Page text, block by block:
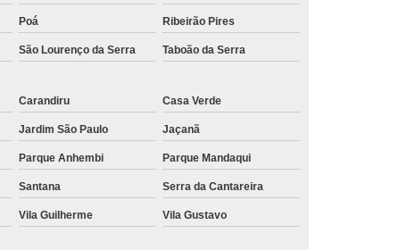
Poá Ribeirão Pires
São Lourenço da Serra Taboão da Serra
Carandiru Casa Verde
Jardim São Paulo Jaçanã
Parque Anhembi Parque Mandaqui
Santana Serra da Cantareira
Vila Guilherme Vila Gustavo